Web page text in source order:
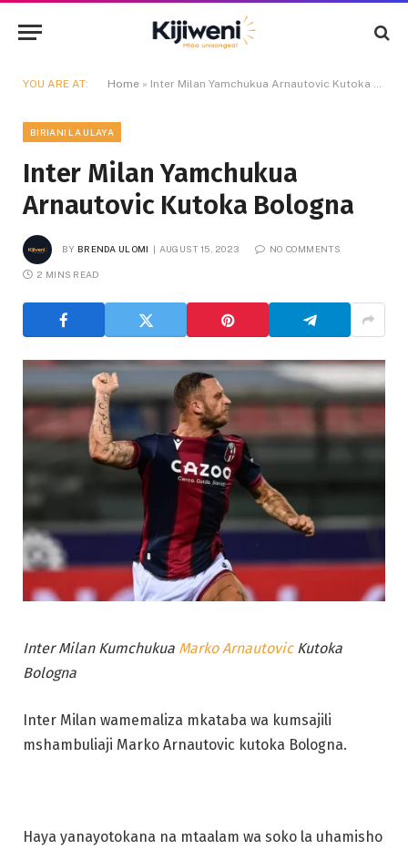
YOU ARE AT: Home » Inter Milan Yamchukua Arnautovic Kutoka Bologna
BIRIANI LA ULAYA
Inter Milan Yamchukua
Arnautovic Kutoka Bologna
BY BRENDA ULOMI AUGUST 15, 2023 NO COMMENTS
2 MINS READ
Inter Milan Kumchukua Marko ArnautovicKutoka
Bologna
Inter Milan wamemaliza mkataba wa kumsajili
mshambuliaji Marko Arnautovic kutoka Bologna.
Haya yanayotokana na mtaalam wa soko la uhamisho